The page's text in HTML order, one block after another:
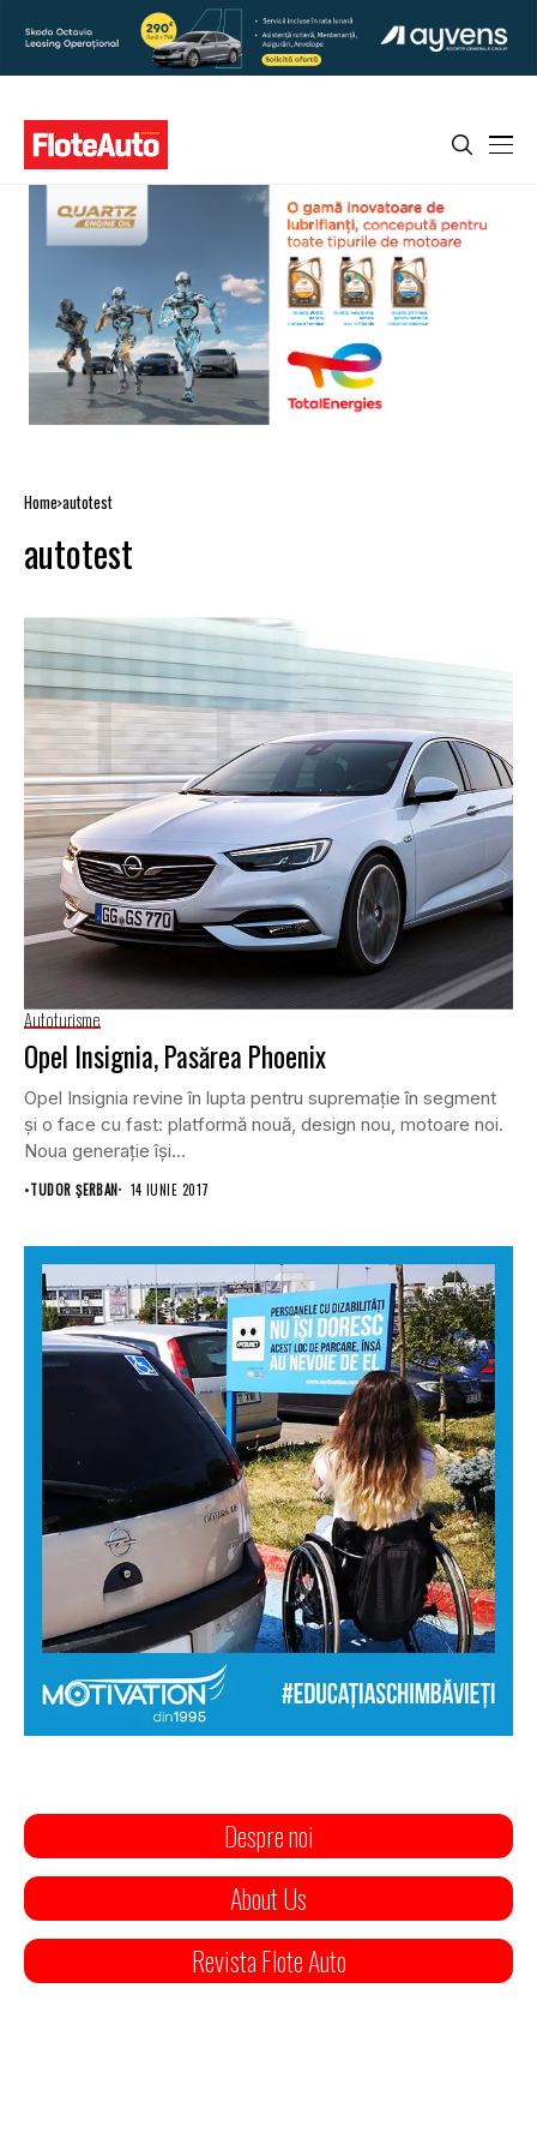
Home autotest
autotest
Autoturisme
Opel Insignia, Pasărea Phoenix
Opel Insignia revine în lupta pentru supremație în segment
și o face cu fast: platformă nouă, design nou, motoare noi.
Noua generație își...
•TUDOR ȘERBAN 14 IUNIE 2017
Despre noi
About Us
Revista Flote Auto